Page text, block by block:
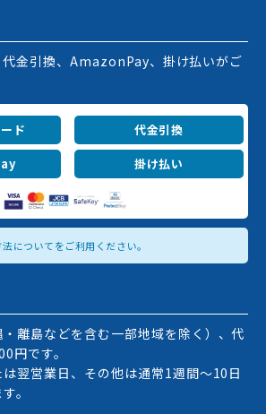
金引換、AmazonPay、掛け払いがご
ド
代金引換
掛け払い
についてをご利用ください。
離島などを含む一部地域を除く）、代
円です。
翌営業日、その他は通常1週間〜10日
。